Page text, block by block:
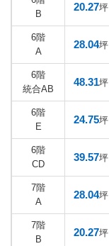
B
20.27坪
6階
A
28.04坪
6階
統合AB
48.31坪
6階
E
24.75坪
6階
CD
39.57坪
7階
A
28.04坪
7階
B
20.27坪